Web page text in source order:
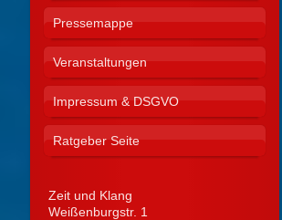
Pressemappe
Veranstaltungen
Impressum & DSGVO
Ratgeber Seite
Zeit und Klang
Weißenburgstr. 1